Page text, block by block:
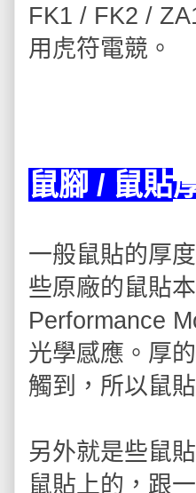
FK1 / FK2 /
用虎符電競。
鼠腳 / 鼠貼
一般鼠貼的厚
些原廠的鼠貼
Performance
光學感應。厚
觸到，所以鼠
另外就是些鼠
鼠貼上的，跟